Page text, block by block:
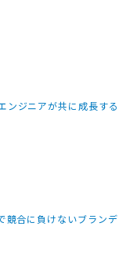
ンジニアが共に成長する
競合に負けないブランデ